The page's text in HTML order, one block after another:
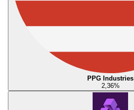
PPG Industries
2,36%